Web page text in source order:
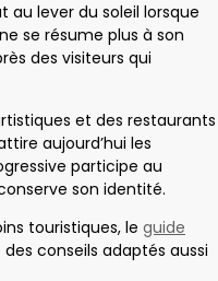
lever du soleil lorsque
se résume plus à son
des visiteurs qui
et des restaurants
aujourd’hui les
participe au
son identité.
touristiques, le guide
conseils adaptés aussi